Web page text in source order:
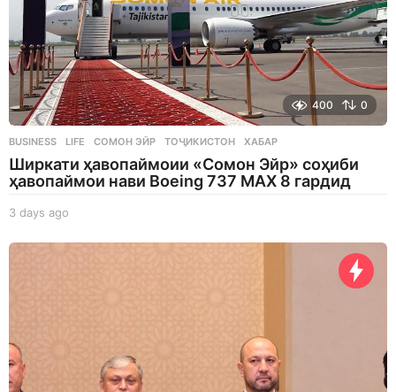
400 0
BUSINESS ,LIFE СОМОН ЭЙР ,ТОҶИКИСТОН ,ХАБАР
Ширкати ҳавопаймоии «Сомон Эйр» соҳиби
ҳавопаймои нави Boeing 737 MAX 8 гардид
3 days ago
a